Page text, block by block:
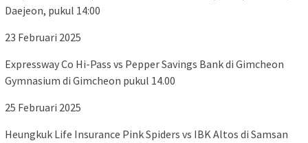
Daejeon, pukul 14:00
23 Februari 2025
Expressway Co Hi-Pass vs Pepper Savings Bank di Gimcheon
Gymnasium di Gimcheon pukul 14.00
25 Februari 2025
Heungkuk Life Insurance Pink Spiders vs IBK Altos di Samsan